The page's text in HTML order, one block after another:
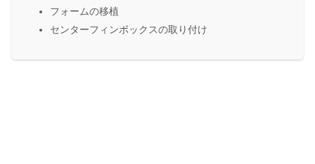
フォームの移植
センターフィンボックスの取り付け